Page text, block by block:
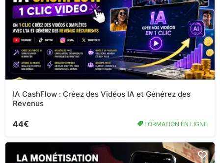
IA CashFlow : Créez des Vidéos IA et Générez des
Revenus
44€ FORMATION EN LIGNE